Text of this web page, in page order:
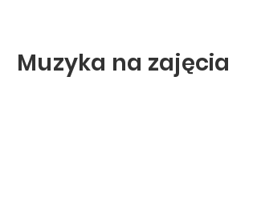
Muzyka na zajęcia